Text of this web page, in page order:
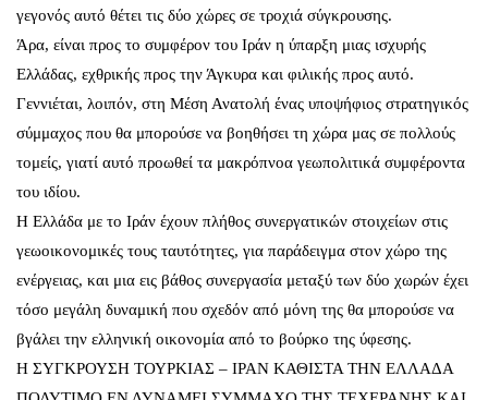
γεγονός αυτό θέτει τις δύο χώρες σε τροχιά σύγκρουσης.
Άρα, είναι προς το συμφέρον του Ιράν η ύπαρξη μιας ισχυρής
Ελλάδας, εχθρικής προς την Άγκυρα και φιλικής προς αυτό.
Γεννιέται, λοιπόν, στη Μέση Ανατολή ένας υποψήφιος στρατηγικός
σύμμαχος που θα μπορούσε να βοηθήσει τη χώρα μας σε πολλούς
τομείς, γιατί αυτό προωθεί τα μακρόπνοα γεωπολιτικά συμφέροντα
του ιδίου.
Η Ελλάδα με το Ιράν έχουν πλήθος συνεργατικών στοιχείων στις
γεωοικονομικές τους ταυτότητες, για παράδειγμα στον χώρο της
ενέργειας, και μια εις βάθος συνεργασία μεταξύ των δύο χωρών έχει
τόσο μεγάλη δυναμική που σχεδόν από μόνη της θα μπορούσε να
βγάλει την ελληνική οικονομία από το βούρκο της ύφεσης.
Η ΣΥΓΚΡΟΥΣΗ ΤΟΥΡΚΙΑΣ – ΙΡΑΝ ΚΑΘΙΣΤΑ ΤΗΝ ΕΛΛΑΔΑ